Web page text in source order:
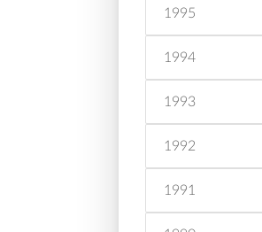
1995
1994
1993
1992
1991